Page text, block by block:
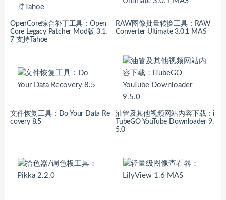
OpenCore综合补丁工具：Open
Core Legacy Patcher Mod版 3.1.
7 支持Tahoe
RAW图像批量转换工具：RAW
Converter Ultimate 3.0.1 MAS
文件恢复工具：Do Your Data Re
covery 8.5
油管及其他视频网站内容下载：i
TubeGO YouTube Downloader 9.
5.0